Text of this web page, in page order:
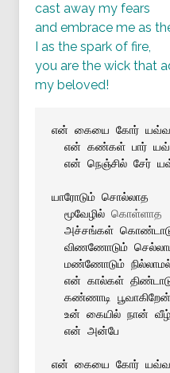
cast away my fears
and embrace me as
I as the spark of fire,
you are the wick that
my beloved!
என் கையை கோர்
என் கண்கள் பார்
என் நெஞ்சில் சேர்
யாரோடும் சொல்லாத
மூவேழில் கொள்ளாத
அச்சங்கள்
விணணோடும்
மண்ணோடும்
என் கால்கள்
கண்ணாடி பூவாகிறேன்
உன் கையில் நான்
என் அன்பே
என் கையை கோர்